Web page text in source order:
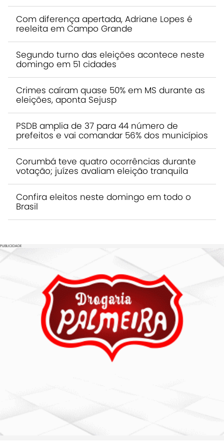
Com diferença apertada, Adriane Lopes é
reeleita em Campo Grande
Segundo turno das eleições acontece neste
domingo em 51 cidades
Crimes caíram quase 50% em MS durante as
eleições, aponta Sejusp
PSDB amplia de 37 para 44 número de
prefeitos e vai comandar 56% dos municípios
Corumbá teve quatro ocorrências durante
votação; juízes avaliam eleição tranquila
Confira eleitos neste domingo em todo o
Brasil
PUBLICIDADE